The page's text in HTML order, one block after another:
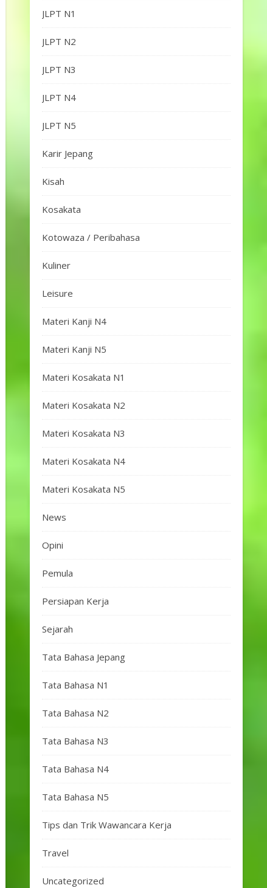
JLPT N1
JLPT N2
JLPT N3
JLPT N4
JLPT N5
Karir Jepang
Kisah
Kosakata
Kotowaza / Peribahasa
Kuliner
Leisure
Materi Kanji N4
Materi Kanji N5
Materi Kosakata N1
Materi Kosakata N2
Materi Kosakata N3
Materi Kosakata N4
Materi Kosakata N5
News
Opini
Pemula
Persiapan Kerja
Sejarah
Tata Bahasa Jepang
Tata Bahasa N1
Tata Bahasa N2
Tata Bahasa N3
Tata Bahasa N4
Tata Bahasa N5
Tips dan Trik Wawancara Kerja
Travel
Uncategorized